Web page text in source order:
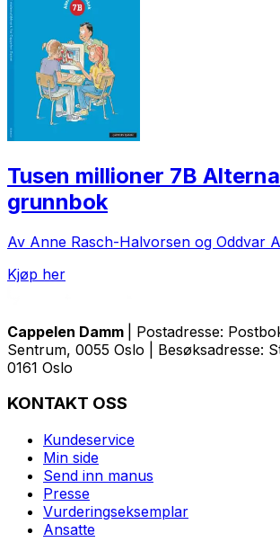
Tusen millioner 7B
grunnbok
Av Anne Rasch-Halvorsen og Oddvar
Kjøp her
Cappelen Damm
| Postadresse:
Sentrum, 0055 Oslo | Besøksadresse:
0161 Oslo
KONTAKT OSS
Kundeservice
Min side
Send inn manus
Presse
Vurderingseksemplar
Ansatte